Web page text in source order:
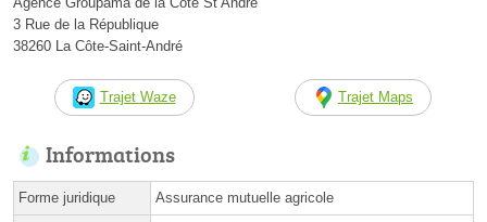
3 Rue de la République
38260 La Côte-Saint-André
Trajet Waze Trajet Maps
Informations
Forme juridique Assurance mutuelle agricole